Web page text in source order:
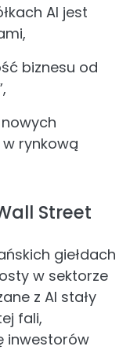
AI jest
biznesu od
rynkową
Street
giełdach
w sektorze
z AI stały
fali,
inwestorów